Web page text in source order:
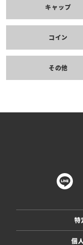
キャップ
コイン
その他
特
個